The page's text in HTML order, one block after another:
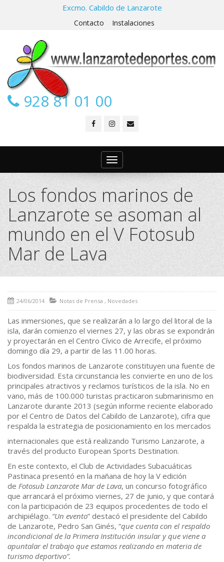
Excmo. Cabildo de Lanzarote
Contacto Instalaciones
928 81 01 00
Toggle
navigation
Los fondos marinos de
Lanzarote se asoman al
mundo en el V Fotosub
Mar de Lava
24/06/2014 Notas de Prensa , Novedades
Las inmersiones, que se realizarán a lo largo del litoral de la
isla, darán comienzo el viernes 27, y las obras se expondrán
y proyectarán en el Centro Cívico de Arrecife, el próximo
domingo día 29, a partir de las 11.00 horas.
Los fondos marinos de Lanzarote constituyen una fuente de
biodiversidad. Esta circunstancia les convierte en uno de los
principales atractivos y reclamos turísticos de la isla. No en
vano, más de 100.000 turistas practicaron submarinismo en
Lanzarote durante 2013 (según informe reciente elaborado
por el Centro de Datos del Cabildo de Lanzarote), cifra que
respalda la estrategia de posicionamiento en los mercados
internacionales que está realizando Turismo Lanzarote, a
través del producto European Sports Destination.
En este contexto, el Club de Actividades Subacuáticas
Pastinaca presentó en la mañana de hoy la V edición
de Fotosub Lanzarote Mar de Lava, un concurso fotográfico
que arrancará el próximo viernes, 27 de junio, y que contará
con la participación de 23 equipos procedentes de todo el
archipiélago. “Un evento” destacó el presidente del Cabildo
de Lanzarote, Pedro San Ginés, “que cuenta con el respaldo
incondicional de la Primera Institución insular y que viene a
apuntalar el trabajo que estamos realizando en materia de
turismo deportivo”.